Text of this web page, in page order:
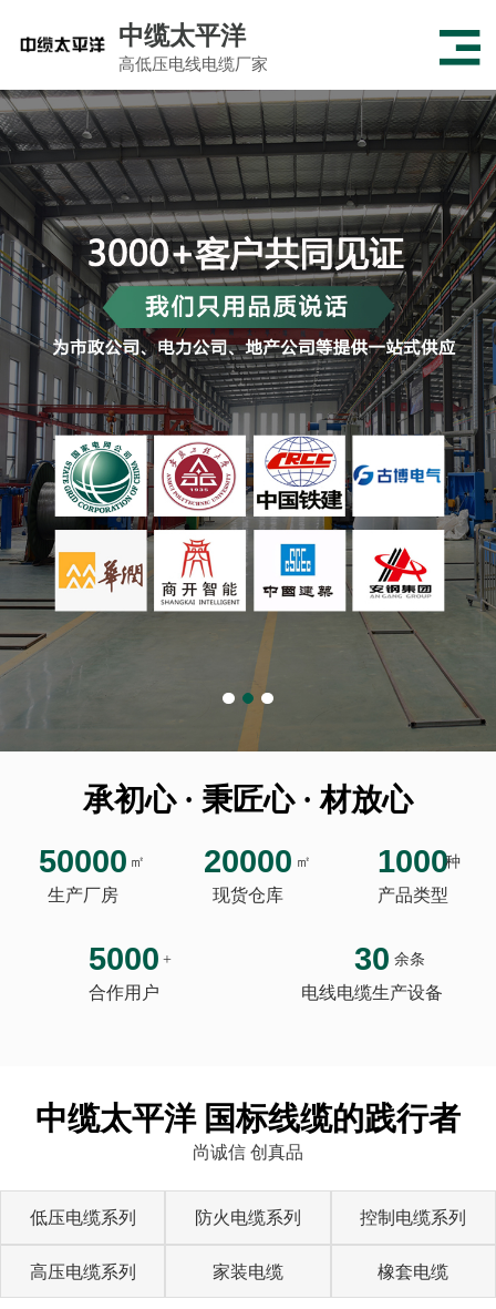
中缆太平洋
高低压电线电缆厂家
承初心 · 秉匠心 · 材放心
50000 ㎡
生产厂房
20000 ㎡
现货仓库
1000种
产品类型
5000 +
合作用户
30 余条
电线电缆生产设备
中缆太平洋 国标线缆的践行者
尚诚信 创真品
低压电缆系列 防火电缆系列 控制电缆系列
高压电缆系列 家装电缆 橡套电缆